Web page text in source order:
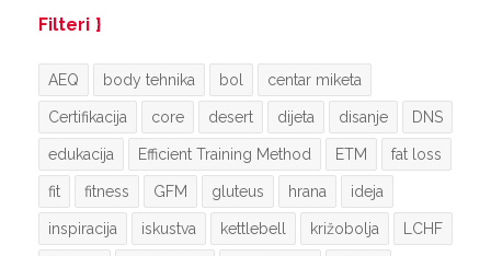
Filteri
AEQ body tehnika bol centar miketa
Certifikacija core desert dijeta disanje DNS
edukacija Efficient Training Method ETM fat loss
fit fitness GFM gluteus hrana ideja
inspiracija iskustva kettlebell križobolja LCHF